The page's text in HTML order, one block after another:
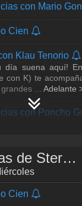
la voz de
en
Klau Tenorio
es momento de
compañía al
para co ...
Cien
con Mario
Cien
Klau Tenorio
día suena aquí!
con K) te
... Adelante
con Poncho
por una
y...
con Alicia
Programas de Stereo Cien
Cien